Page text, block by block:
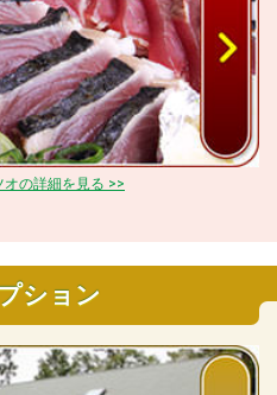
の詳細を見る >>
ション